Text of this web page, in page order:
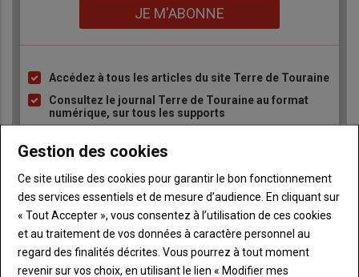
JE M'ABONNE
Liste
à
puce
Accédez à tous les articles du site Terre de Touraine
Consultez le journal Terre de Touraine au format
numérique, sur tous les supports
newsletter du journal Terre de Touraine
Sous-
Vous êtes abonné(e)
Gestion des cookies
Ce site utilise des cookies pour garantir le bon fonctionnement
des services essentiels et de mesure d’audience. En cliquant sur
« Tout Accepter », vous consentez à l’utilisation de ces cookies
et au traitement de vos données à caractère personnel au
regard des finalités décrites. Vous pourrez à tout moment
revenir sur vos choix, en utilisant le lien « Modifier mes